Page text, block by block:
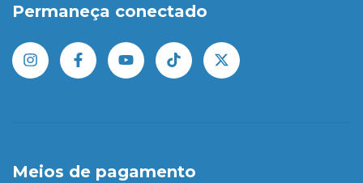
Permaneça conectado
Meios de pagamento